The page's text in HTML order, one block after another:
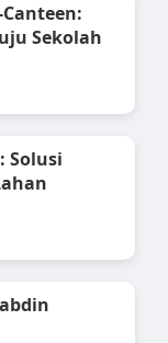
Sekolah
Solusi